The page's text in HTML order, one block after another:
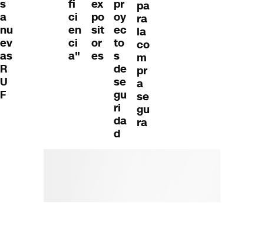
s
a
nu
ev
as
R
U
F
fi
ci
en
ci
a"
ex
po
sit
or
es
pr
oy
ec
to
s
de
se
gu
ri
da
d
pa
ra
la
co
m
pr
a
se
gu
ra